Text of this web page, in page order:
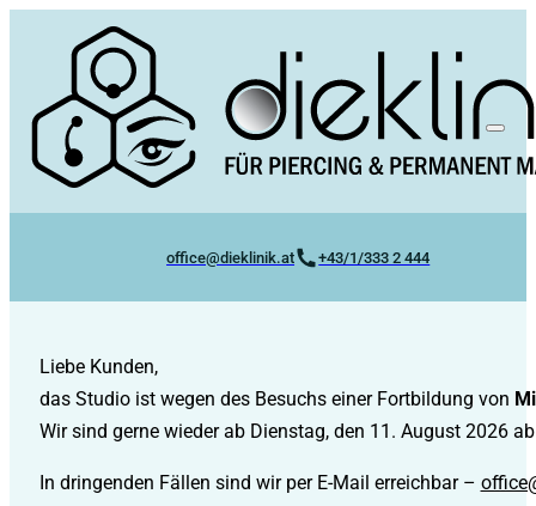
office@dieklinik.at +43/1/333 2 444
Liebe Kunden,
das Studio ist wegen des Besuchs einer Fortbildung von
Wir sind gerne wieder ab Dienstag, den 11. August 2026
In dringenden Fällen sind wir per E-Mail erreichbar –